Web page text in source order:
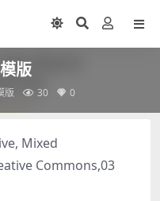
版
版 30 0
Mixed
Commons,03